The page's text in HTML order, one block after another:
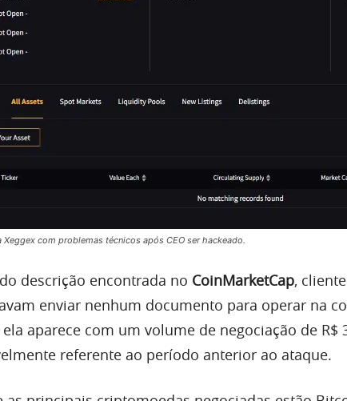
Xeggex com problemas técnicos após CEO ser hackeado.
descrição encontrada no CoinMarketCap,
enviar nenhum documento para operar na
ela aparece com um volume de negociação de R$
referente ao período anterior ao ataque.